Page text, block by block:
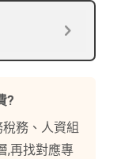
?
務、人資組
,再找對應專